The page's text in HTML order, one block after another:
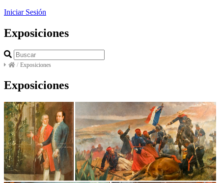
Iniciar Sesión
Exposiciones
/ Exposiciones
Exposiciones